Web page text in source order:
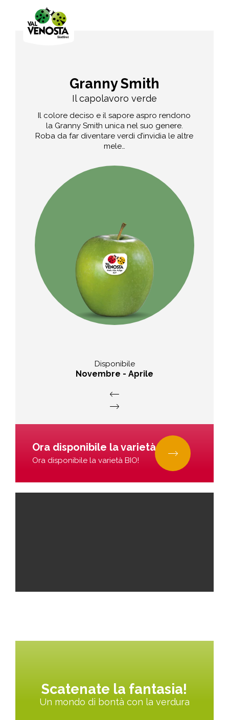
Granny Smith
Il capolavoro verde
Il colore deciso e il sapore aspro rendono
la Granny Smith unica nel suo genere.
Roba da far diventare verdi d’invidia le altre
mele…
Disponibile
Novembre - Aprile
Sapore
aspra e rinfrescante
Ora disponibile la varietà BIO!
Ora disponibile la varietà BIO!
Scatenate la fantasia!
Un mondo di bontà con la verdura